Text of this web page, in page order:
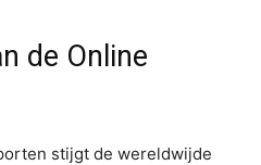
de Online
stijgt de wereldwijde